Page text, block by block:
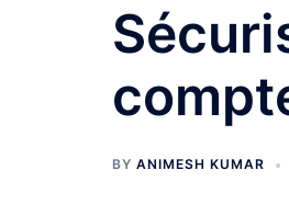
BY ANIMESH KUMAR